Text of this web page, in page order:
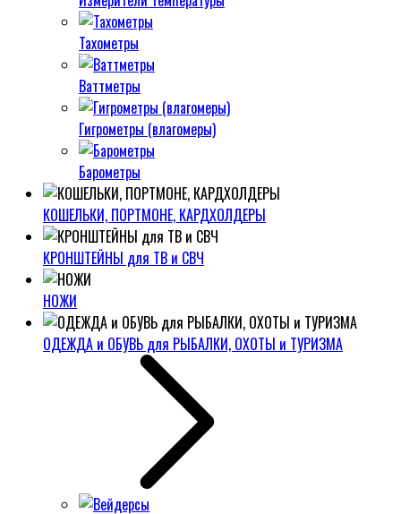
Тахометры
Ваттметры
Гигрометры (влагомеры)
Барометры
КОШЕЛЬКИ, ПОРТМОНЕ, КАРДХОЛДЕРЫ
КРОНШТЕЙНЫ для ТВ и СВЧ
НОЖИ
ОДЕЖДА и ОБУВЬ для РЫБАЛКИ, ОХОТЫ и ТУРИЗМА